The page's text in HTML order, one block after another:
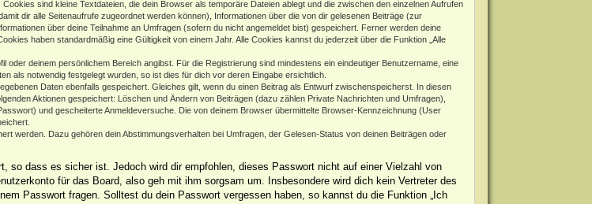
sind kleine Textdateien, die dein Browser als temporäre Dateien ablegt und die zwischen den einzelnen Aufrufen
dir alle Seitenaufrufe zugeordnet werden können), Informationen über die von dir gelesenen Beiträge (zur
über deine Teilnahme an Umfragen (sofern du nicht angemeldet bist) gespeichert. Ferner werden deine
haben standardmäßig eine Gültigkeit von einem Jahr. Alle Cookies kannst du jederzeit über die Funktion „Alle
oder deinem persönlichem Bereich angibst. Für die Registrierung sind mindestens ein eindeutiger Benutzername, eine
als notwendig festgelegt wurden, so ist dies für dich vor deren Eingabe ersichtlich.
Daten ebenfalls gespeichert. Gleiches gilt, wenn du einen Beitrag als Entwurf zwischenspeicherst. In diesen
Aktionen gespeichert: Löschen und Ändern von Beiträgen (dazu zählen Private Nachrichten und Umfragen),
und gescheiterte Anmeldeversuche. Die von deinem Browser übermittelte Browser-Kennzeichnung (User
werden. Dazu gehören dein Abstimmungsverhalten bei Umfragen, der Gelesen-Status von deinen Beiträgen oder
so dass es sicher ist. Jedoch wird dir empfohlen, dieses Passwort nicht auf einer Vielzahl von
für das Board, also geh mit ihm sorgsam um. Insbesondere wird dich kein Vertreter des
Passwort fragen. Solltest du dein Passwort vergessen haben, so kannst du die Funktion „Ich